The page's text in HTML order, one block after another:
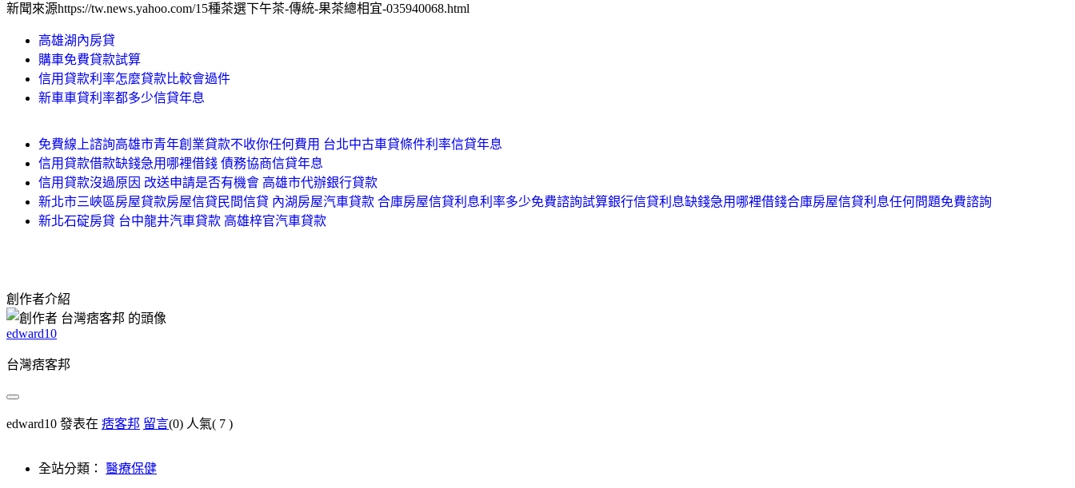
新聞來源https://tw.news.yahoo.com/15種茶選下午茶-傳統-果茶總相宜-035940068.html
高雄湖內房貸
購車免費貸款試算
信用貸款利率怎麼貸款比較會過件
新車車貸利率都多少信貸年息
免費線上諮詢高雄市青年創業貸款不收你任何費用 台北中古車貸條件利率信貸年息
信用貸款借款缺錢急用哪裡借錢 債務協商信貸年息
信用貸款沒過原因 改送申請是否有機會 高雄市代辦銀行貸款
新北市三峽區房屋貸款房屋信貸民間信貸 內湖房屋汽車貸款 合庫房屋信貸利息利率多少免費諮詢試算銀行信貸利息缺錢急用哪裡借錢合庫房屋信貸利息任何問題免費諮詢
新北石碇房貸 台中龍井汽車貸款 高雄梓官汽車貸款
創作者介紹
edward10
台灣痞客邦
edward10 發表在 痞客邦 留言(0) 人氣( 7 )
全站分類： 醫療保健